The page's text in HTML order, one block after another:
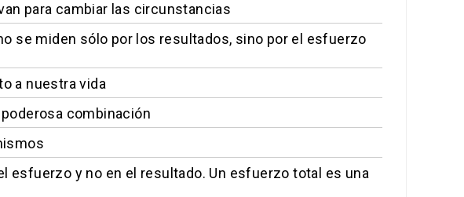
para cambiar las circunstancias
se miden sólo por los resultados, sino por el esfuerzo
a nuestra vida
combinación
esfuerzo y no en el resultado. Un esfuerzo total es una